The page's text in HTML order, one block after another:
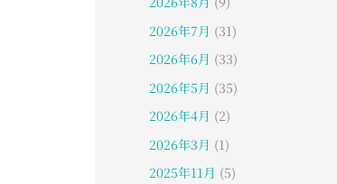
2026年7月 (31)
2026年6月 (33)
2026年5月 (35)
2026年4月 (2)
2026年3月 (1)
2025年11月 (5)